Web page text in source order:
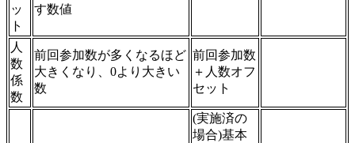
ッ
ト
す数値
人
数
係
数
前回参加数が多くなるほど
大きくなり、0より大きい
数
前回参加数
＋人数オフ
セット
(実施済の
場合)基本